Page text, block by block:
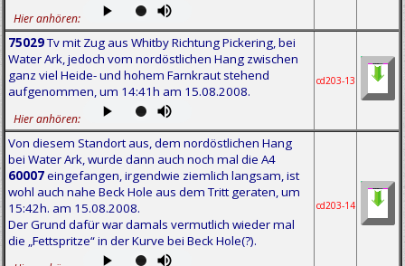
Hier anhören:
75029Tv mit Zug aus Whitby Richtung Pickering, bei
Water Ark, jedoch vom nordöstlichen Hang zwischen
ganz viel Heide- und hohem Farnkraut stehend
aufgenommen, um 14:41h am 15.08.2008.
Hier anhören:
cd203-13
Von diesem Standort aus, dem nordöstlichen Hang
bei Water Ark, wurde dann auch noch mal die A4
60007eingefangen, irgendwie ziemlich langsam, ist
wohl auch nahe Beck Hole aus dem Tritt geraten, um
15:42h. am 15.08.2008.
Der Grund dafür war damals vermutlich wieder mal
die „Fettspritze“ in der Kurve bei Beck Hole(?).
cd203-14